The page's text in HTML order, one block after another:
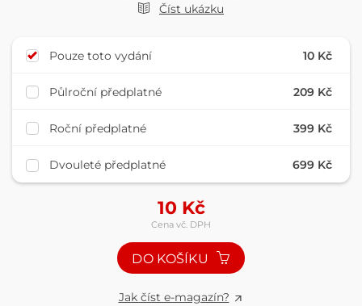
Číst ukázku
Pouze toto vydání 10 Kč
Půlroční předplatné 209 Kč
Roční předplatné 399 Kč
Dvouleté předplatné 699 Kč
10 Kč
Cena vč. DPH
DO KOŠÍKU
Jak číst e-magazín?